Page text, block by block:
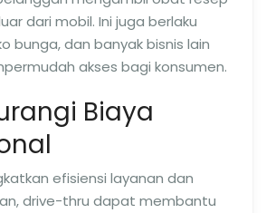
dari mobil. Ini juga berlaku
bunga, dan banyak bisnis lain
akses bagi konsumen.
Biaya
efisiensi layanan dan
drive-thru dapat membantu